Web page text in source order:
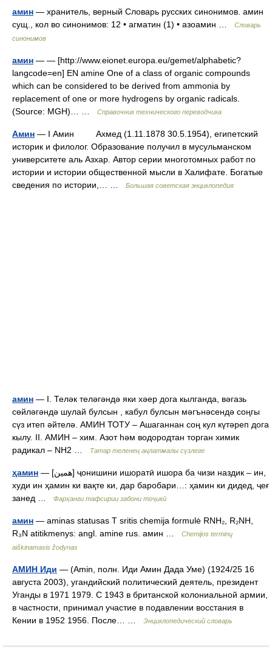
амин — хранитель, верный Словарь русских синонимов. амин
сущ., кол во синонимов: 12 • агматин (1) • азоамин …
Словарь
синонимов
амин — — [http://www.eionet.europa.eu/gemet/alphabetic?
langcode=en] EN amine One of a class of organic compounds
which can be considered to be derived from ammonia by
replacement of one or more hydrogens by organic radicals.
(Source: MGH)… …
Справочник технического переводчика
Амин — I Амин Ахмед (1.11.1878 30.5.1954), египетский
историк и филолог. Образование получил в мусульманском
университете аль Азхар. Автор серии многотомных работ по
истории и истории общественной мысли в Халифате. Богатые
сведения по истории,… …
Большая советская энциклопедия
амин — I. Теләк теләгәндә яки хәер дога кылганда, вәгазь
сөйләгәндә шулай булсын , кабул булсын мәгънәсендә соңгы
сүз итеп әйтелә. АМИН ТОТУ – Ашаганнан соң кул күтәреп дога
кылу. II. АМИН – хим. Азот һәм водородтан торган химик
радикал – NH2 …
Татар теленең аңлатмалы сүзлеге
ҳамин — [همين] ҷонишини ишоратӣ ишора ба чизи наздик – ин,
худи ин ҳамин ки вақте ки, дар баробари…: ҳамин ки дидед, ҷеғ
занед …
Фарҳанги тафсирии забони тоҷикӣ
амин — aminas statusas T sritis chemija formulė RNH₂, R₂NH,
R₃N atitikmenys: angl. amine rus. амин …
Chemijos terminų
aiškinamasis žodynas
АМИН Иди — (Amin, полн. Иди Амин Дада Уме) (1924/25 16
августа 2003), угандийский политический деятель, президент
Уганды в 1971 1979. С 1943 в британской колониальной армии,
в частности, принимал участие в подавлении восстания в
Кении в 1952 1956. После… …
Энциклопедический словарь